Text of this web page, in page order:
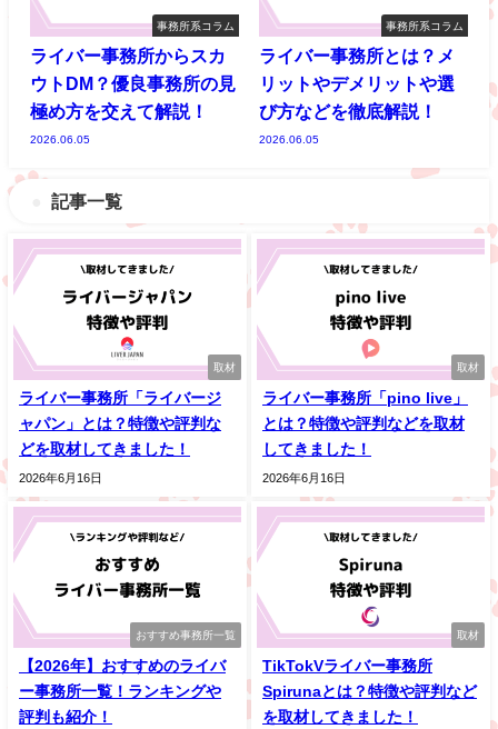
事務所系コラム
ライバー事務所からスカ
ウトDM？優良事務所の見
極め方を交えて解説！
2026.06.05
事務所系コラム
ライバー事務所とは？メ
リットやデメリットや選
び方などを徹底解説！
2026.06.05
記事一覧
取材
ライバー事務所「ライバージ
ャパン」とは？特徴や評判な
どを取材してきました！
2026年6月16日
取材
ライバー事務所「pino live」
とは？特徴や評判などを取材
してきました！
2026年6月16日
おすすめ事務所一覧
【2026年】おすすめのライバ
ー事務所一覧！ランキングや
評判も紹介！
取材
TikTokVライバー事務所
Spirunaとは？特徴や評判など
を取材してきました！